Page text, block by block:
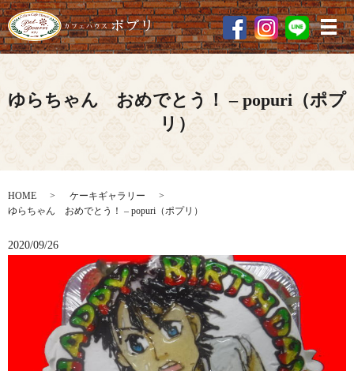
メ
ゆらちゃん おめでとう！ – popuri（ポプ
リ）
HOME
ケーキギャラリー
ゆらちゃん おめでとう！ – popuri（ポプリ）
2020/09/26